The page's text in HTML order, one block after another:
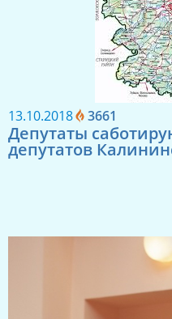
13.10.2018 3661
Депутаты
депутатов